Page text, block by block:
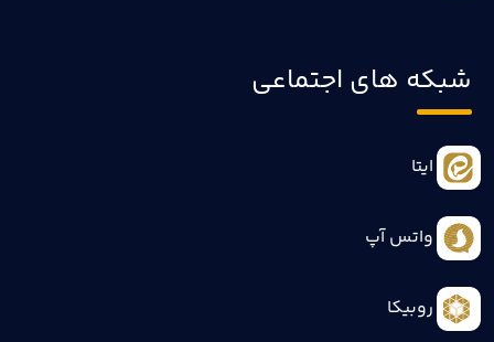
شبکه های اجتماعی
ایتا
واتس آپ
روبیکا